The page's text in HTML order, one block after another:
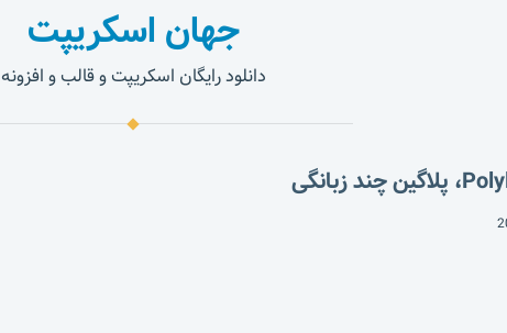
جهان اسکریپت
دانلود رایگان اسکریپت و قالب و افزونه